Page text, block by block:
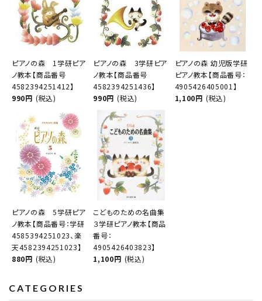
ピアノの森 1学研ピア
ノ教本【商品番号
4582394251412】
990円 (税込)
ピアノの森 3学研ピア
ノ教本【商品番号
4582394251436】
990円 (税込)
ピアノの森 幼児版学研
ピアノ教本【商品番号：
4905426405001】
1,100円 (税込)
ピアノの森 5学研ピア
ノ教本【商品番号：学研
4585394251023、楽
天4582394251023】
880円 (税込)
こどものための名曲集
３学研ピアノ教本【商品
番号：
4905426403823】
1,100円 (税込)
CATEGORIES